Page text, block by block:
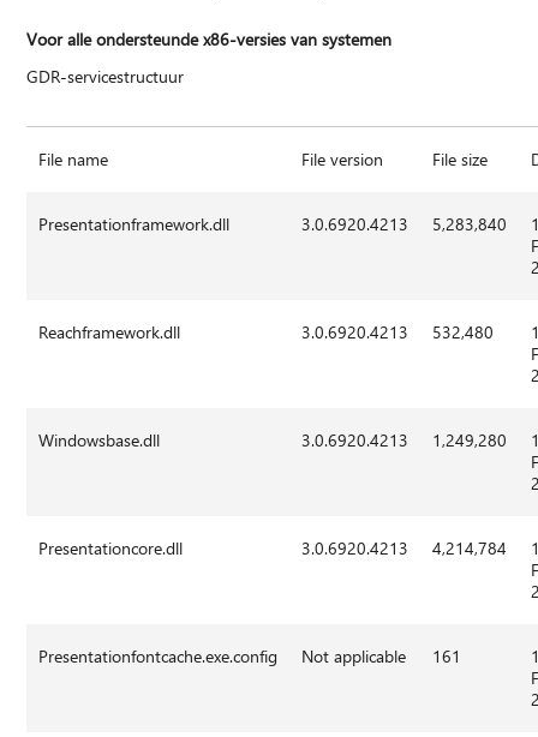
Voor alle ondersteunde x86-versies van systemen
GDR-servicestructuur
File name File version File size
Presentationframework.dll 3.0.6920.4213 5,283,840
Reachframework.dll 3.0.6920.4213 532,480
Windowsbase.dll 3.0.6920.4213 1,249,280
Presentationcore.dll 3.0.6920.4213 4,214,784
Presentationfontcache.exe.config Not applicable 161